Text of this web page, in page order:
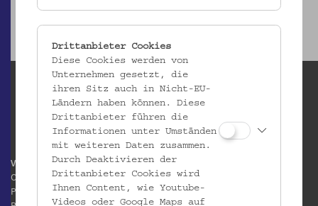
Volkskundemuseum Wien
Otto Wagner Areal
Pavillon 1
Drittanbieter Cookies
Diese Cookies werden von
Unternehmen gesetzt, die
ihren Sitz auch in Nicht-EU-
Ländern haben können. Diese
Drittanbieter führen die
Informationen unter Umständen
mit weiteren Daten zusammen.
Durch Deaktivieren der
Drittanbieter Cookies wird
Ihnen Content, wie Youtube-
Videos oder Google Maps auf